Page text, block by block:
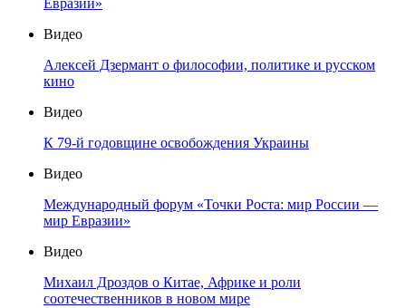
Евразии»
Видео
Алексей Дзермант о философии, политике и русском
кино
Видео
К 79-й годовщине освобождения Украины
Видео
Международный форум «Точки Роста: мир России —
мир Евразии»
Видео
Михаил Дроздов о Китае, Африке и роли
соотечественников в новом мире